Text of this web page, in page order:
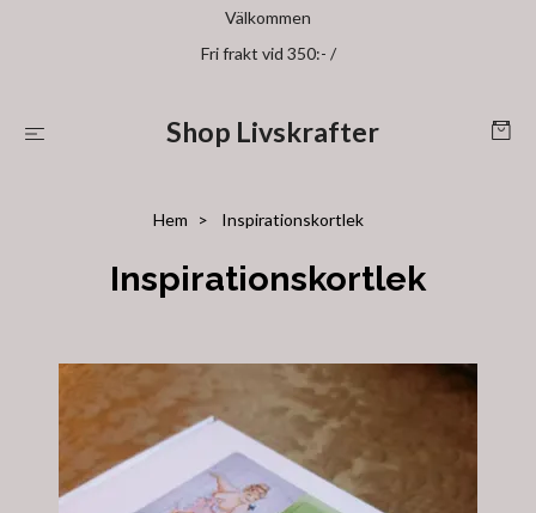
Välkommen
Fri frakt vid 350:- /
Shop Livskrafter
Hem Inspirationskortlek
Inspirationskortlek